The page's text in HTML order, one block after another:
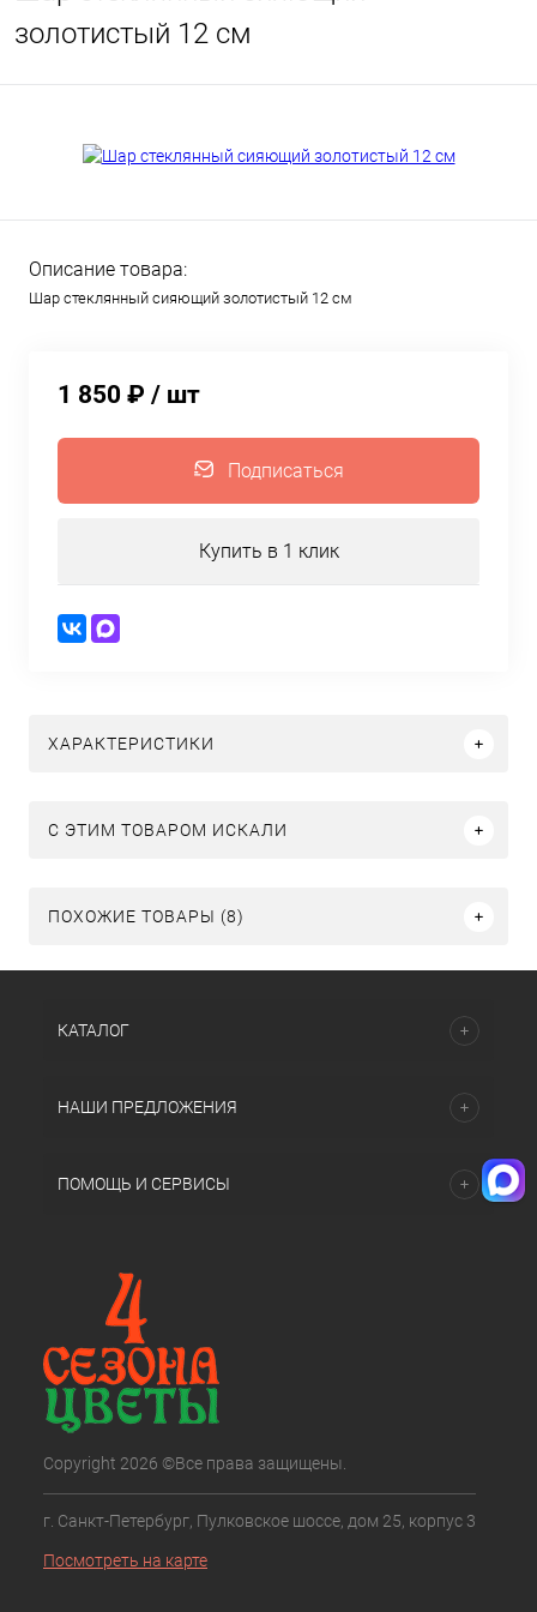
золотистый 12 см
Описание товара:
Шар стеклянный сияющий золотистый 12 см
1 850 ₽ / шт
Подписаться
Купить в 1 клик
ХАРАКТЕРИСТИКИ
C ЭТИМ ТОВАРОМ ИСКАЛИ
ПОХОЖИЕ ТОВАРЫ (8)
КАТАЛОГ
НАШИ ПРЕДЛОЖЕНИЯ
ПОМОЩЬ И СЕРВИСЫ
Copyright 2026 ©Все права защищены.
г. Санкт-Петербург, Пулковское шоссе, дом 25, корпус 3
Посмотреть на карте